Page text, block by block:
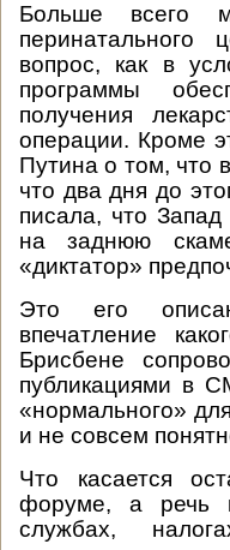
Больше всего
перинатального
вопрос, как в
программы
получения
операции. Кроме
Путина о том, что
что два дня до
писала, что
на заднюю
«диктатор»
Это его
впечатление
Брисбене
публикациями в
«нормального»
и не совсем
Что касается
форуме, а речь
службах,